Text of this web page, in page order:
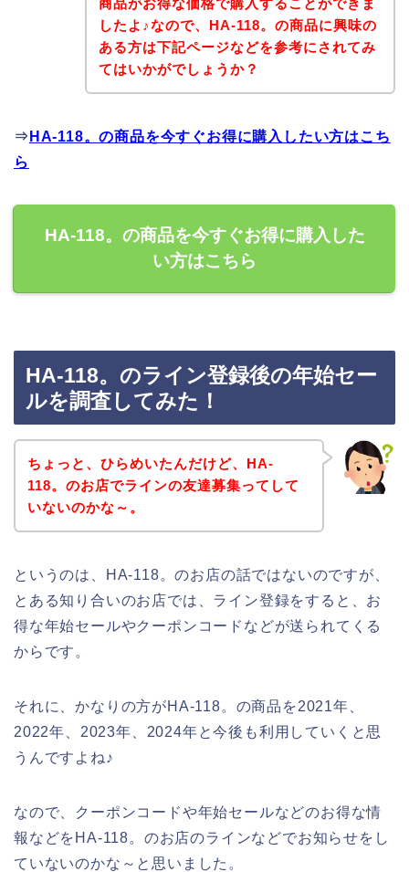
商品がお得な価格で購入することができま
したよ♪なので、HA-118。の商品に興味の
ある方は下記ページなどを参考にされてみ
てはいかがでしょうか？
⇒ HA-118。の商品を今すぐお得に購入したい方はこち
ら
HA-118。の商品を今すぐお得に購入した
い方はこちら
HA-118。のライン登録後の年始セー
ルを調査してみた！
ちょっと、ひらめいたんだけど、HA-
118。のお店でラインの友達募集ってして
いないのかな～。
というのは、HA-118。のお店の話ではないのですが、
とある知り合いのお店では、ライン登録をすると、お
得な年始セールやクーポンコードなどが送られてくる
からです。
それに、かなりの方がHA-118。の商品を2021年、
2022年、2023年、2024年と今後も利用していくと思
うんですよね♪
なので、クーポンコードや年始セールなどのお得な情
報などをHA-118。のお店のラインなどでお知らせをし
ていないのかな～と思いました。